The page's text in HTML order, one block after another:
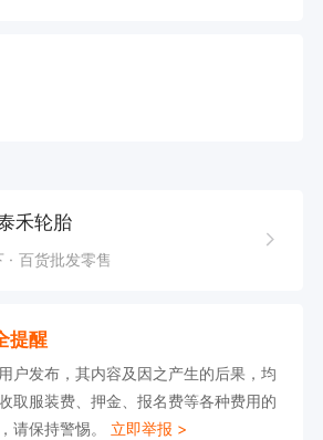
禾轮胎
百货批发零售
提醒
户发布，其内容及因之产生的后果，均
取服装费、押金、报名费等各种费用的
请保持警惕。 立即举报 >